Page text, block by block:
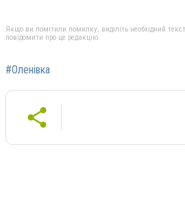
Якщо ви помітили помилку, виділіть необхідний
повідомити про це редакцію
#Оленівка